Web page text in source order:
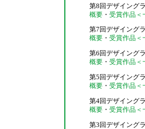
第8回デザイング
概要・ 受賞作品＜
第7回デザイング
概要・ 受賞作品＜
第6回デザイング
概要・ 受賞作品＜
第5回デザイング
概要・ 受賞作品＜
第4回デザイング
概要・ 受賞作品＜
第3回デザイング